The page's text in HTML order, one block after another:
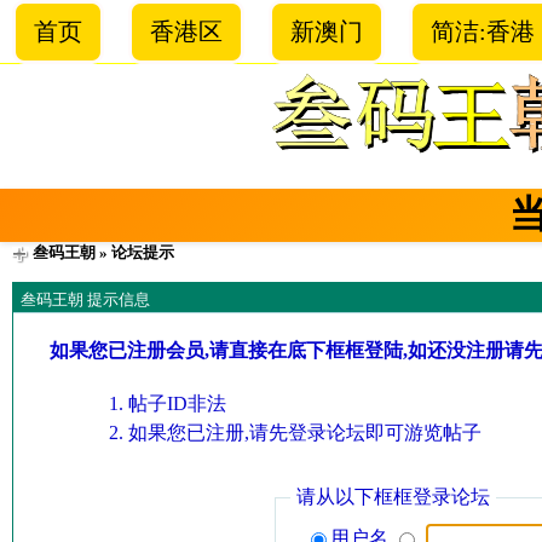
首页 香港区 新澳门 简洁:香港
叁码王朝 » 论坛提示
叁码王朝 提示信息
如果您已注册会员,请直接在底下框框登陆,如还没注册请
帖子ID非法
如果您已注册,请先登录论坛即可游览帖子
请从以下框框登录论坛
用户名